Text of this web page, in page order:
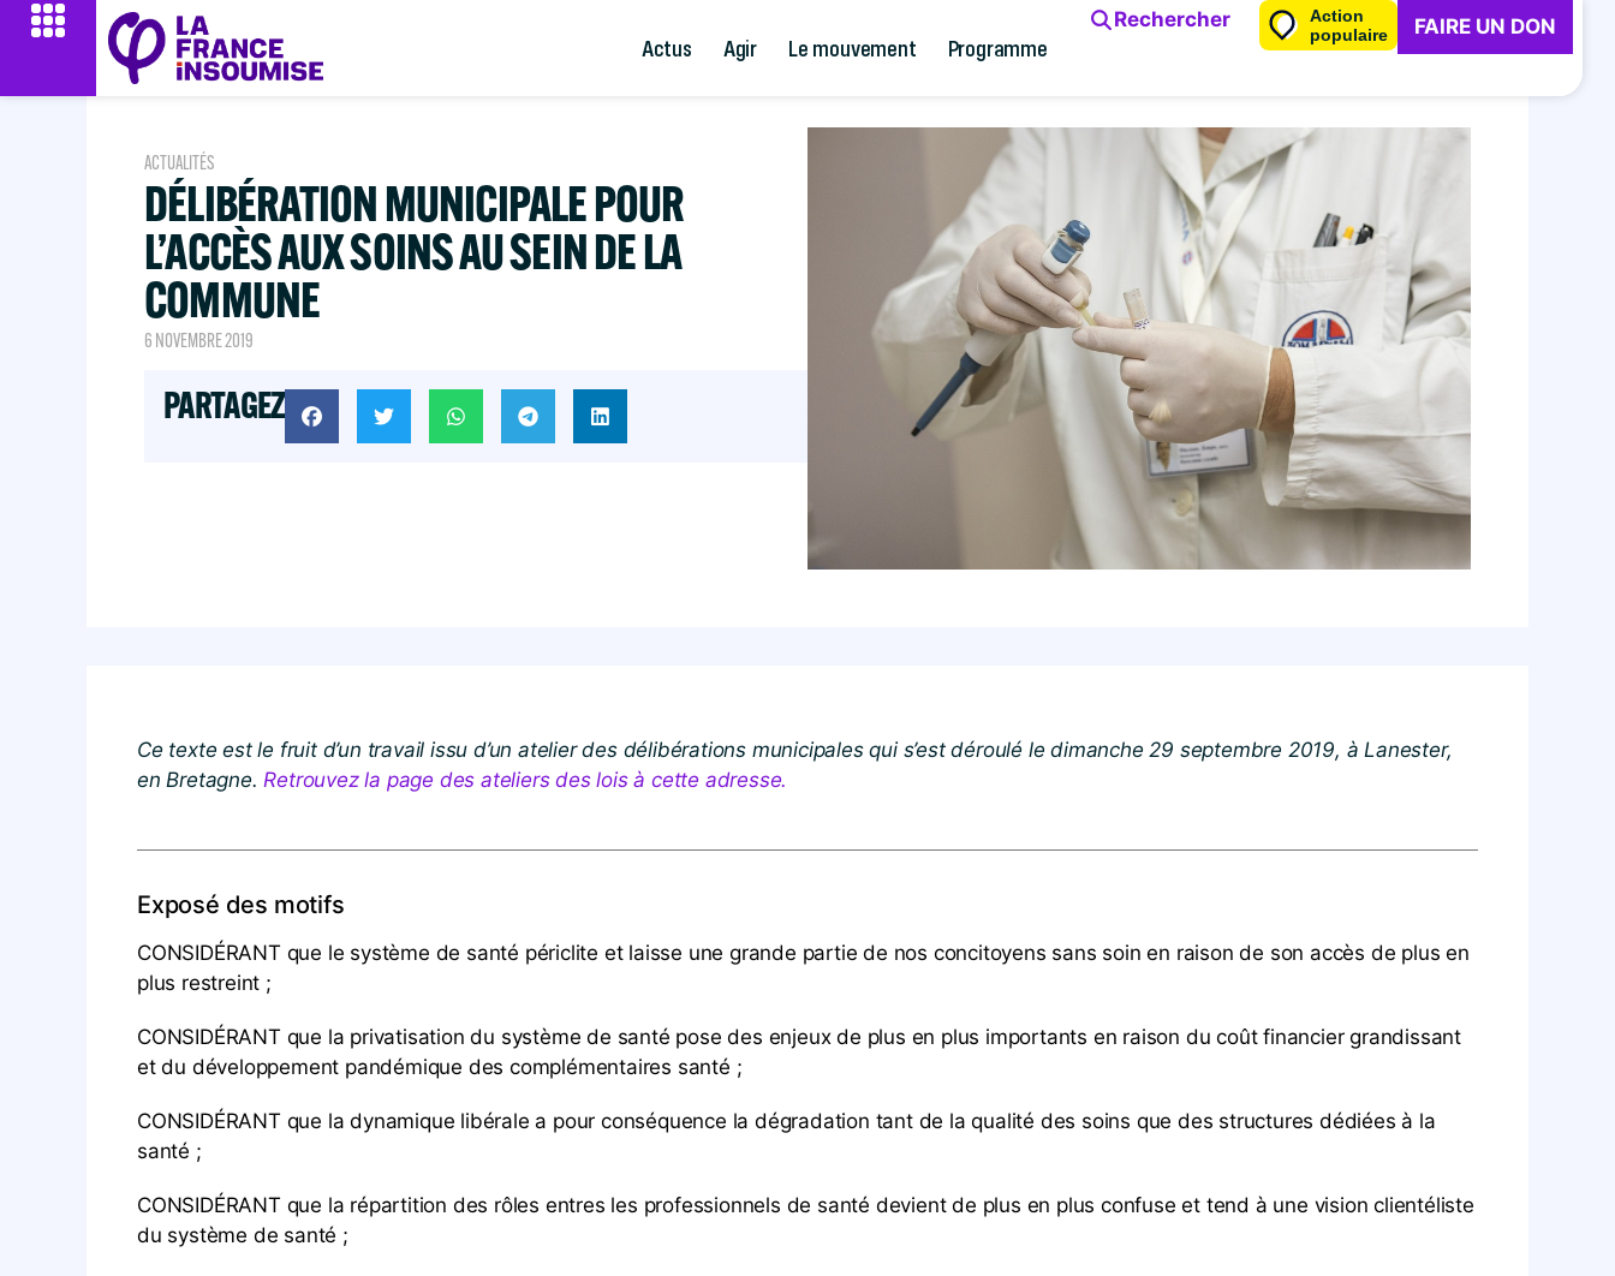
Actus Agir Le mouvement Programme
Rechercher
Action
populaire
FAIRE UN DON
ACTUALITÉS
DÉLIBÉRATION MUNICIPALE POUR
L’ACCÈS AUX SOINS AU SEIN DE LA
COMMUNE
6 NOVEMBRE 2019
PARTAGEZ
Ce texte est le fruit d’un travail issu d’un atelier des délibérations municipales qui s’est déroulé le dimanche 29 septembre 2019, à Lanester,
en Bretagne. Retrouvez la page des ateliers des lois à cette adresse.
Exposé des motifs
CONSIDÉRANT que le système de santé périclite et laisse une grande partie de nos concitoyens sans soin en raison de son accès de plus en
plus restreint ;
CONSIDÉRANT que la privatisation du système de santé pose des enjeux de plus en plus importants en raison du coût financier grandissant
et du développement pandémique des complémentaires santé ;
CONSIDÉRANT que la dynamique libérale a pour conséquence la dégradation tant de la qualité des soins que des structures dédiées à la
santé ;
CONSIDÉRANT que la répartition des rôles entres les professionnels de santé devient de plus en plus confuse et tend à une vision clientéliste
du système de santé ;